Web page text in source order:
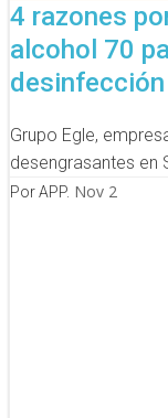
4 razones
alcohol 70
desinfección
Grupo Egle,
desengrasantes en
Por APP. Nov 2